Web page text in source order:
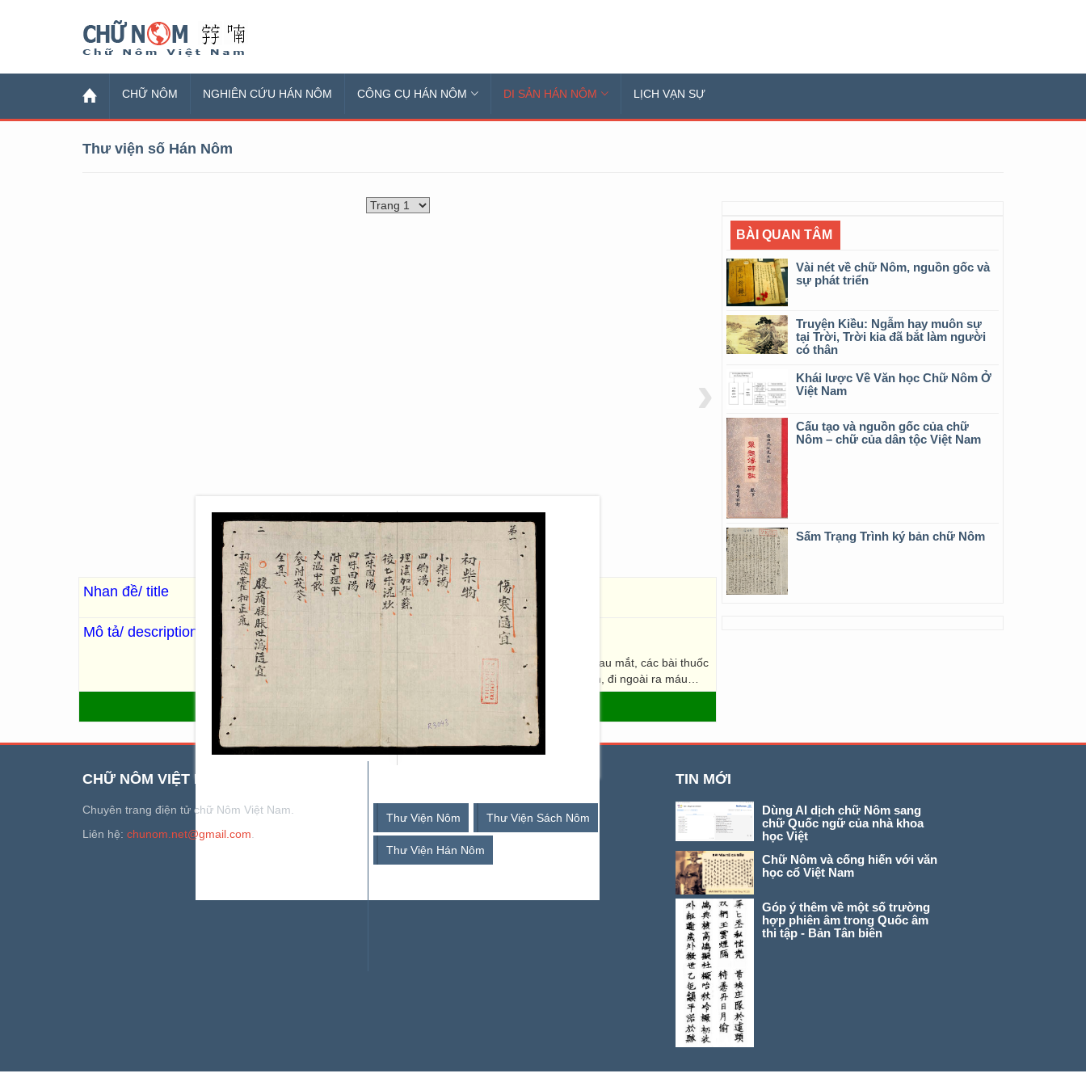
CHỮ NÔM NGHIÊN CỨU HÁN NÔM CÔNG CỤ HÁN NÔM DI SẢN HÁN NÔM LỊCH VẠN SỰ
Thư viện số Hán Nôm
›
Nhan đề/ title Cổ phương古方
Mô tả/ description . 72 Images; 20,5 x 14,5
Các bài thuốc chữa bệnh trẻ con, người lớn như: chứng cảm trẻ em, bệnh đau mắt, các bài thuốc
bồi bổ sức khoẻ, bệnh trúng phong, bệnh thấp, bệnh thận, bệnh thương hàn, đi ngoài ra máu…
- THƯ VIỆN SỐ HÁN NÔM
BÀI QUAN TÂM
Vài nét về chữ Nôm, nguồn gốc và
sự phát triển
Truyện Kiều: Ngẫm hay muôn sự
tại Trời, Trời kia đã bắt làm người
có thân
Khái lược Về Văn học Chữ Nôm Ở
Việt Nam
Cấu tạo và nguồn gốc của chữ
Nôm – chữ của dân tộc Việt Nam
Sấm Trạng Trình ký bản chữ Nôm
CHỮ NÔM VIỆT NAM
Chuyên trang điện tử chữ Nôm Việt Nam.
Liên hệ: chunom.net@gmail.com
Thư Viện Nôm Thư Viện Sách Nôm
Thư Viện Hán Nôm
TIN MỚI
Dùng AI dịch chữ Nôm sang
chữ Quốc ngữ của nhà khoa
học Việt
Chữ Nôm và cống hiến với văn
học cổ Việt Nam
Góp ý thêm về một số trường
hợp phiên âm trong Quốc âm
thi tập - Bản Tân biên